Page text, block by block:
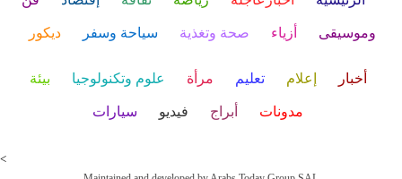
وموسيقى أزياء صحة وتغذية سياحة وسفر ديكور
أخبار إعلام تعليم مرأة علوم وتكنولوجيا بيئة
مدونات أبراج فيديو سيارات
<